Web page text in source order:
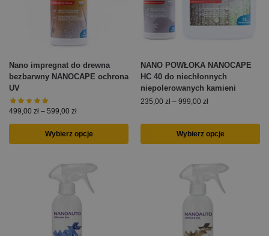
Nano impregnat do drewna
bezbarwny NANOCAPE ochrona
UV
499,00 zł – 599,00 zł
Wybierz opcje
NANO POWŁOKA NANOCAPE
HC 40 do niechłonnych
niepolerowanych kamieni
235,00 zł – 999,00 zł
Wybierz opcje